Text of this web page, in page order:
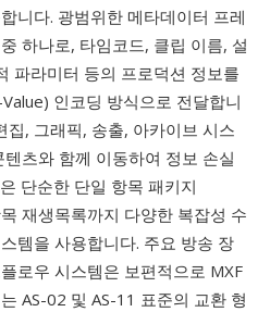
니다. 광범위한 메타데이터 프레
하나로, 타임코드, 클립 이름, 설
파라미터 등의 프로덕션 정보를
인코딩 방식으로 전달합니
집, 그래픽, 송출, 아카이브 시스
츠와 함께 이동하여 정보 손실
단순한 단일 항목 패키지
재생목록까지 다양한 복잡성 수
템을 사용합니다. 주요 방송 장
로우 시스템은 보편적으로 MXF
AS-02 및 AS-11 표준의 교환 형